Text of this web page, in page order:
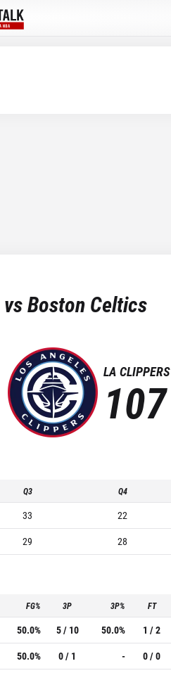
vsBoston Celtics
LA CLIPPERS
107
Q3 Q4
33 22
29 28
FG% 3P 3P% FT
50.0% 5 / 10 50.0% 1 / 2
50.0% 0 / 1 - 0 / 0